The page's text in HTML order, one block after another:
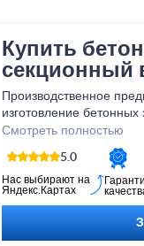
Купить
секционный
Производственное
изготовление
и культурно-бытовых
технологию, чтобы
толщины.
Смотреть полностью
5.0
Нас выбирают на
Яндекс.Картах